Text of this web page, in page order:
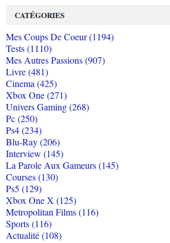
CATÉGORIES
Mes Coups De Coeur (1194)
Tests (1110)
Mes Autres Passions (907)
Livre (481)
Cinema (425)
Xbox One (271)
Univers Gaming (268)
Pc (250)
Ps4 (234)
Blu-Ray (206)
Interview (145)
La Parole Aux Gameurs (145)
Courses (130)
Ps5 (129)
Xbox One X (125)
Metropolitan Films (116)
Sports (116)
Actualité (108)